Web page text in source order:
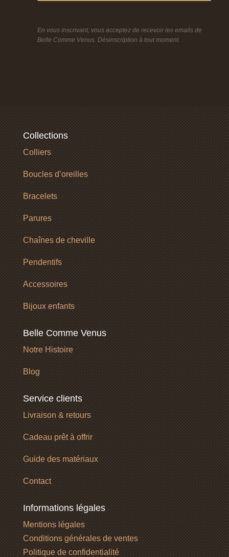
En vous inscrivant, vous acceptez de recevoir les emails de
Belle Comme Venus. Désinscription à tout moment.
Collections
Colliers
Boucles d’oreilles
Bracelets
Parures
Chaînes de cheville
Pendentifs
Accessoires
Bijoux enfants
Belle Comme Venus
Notre Histoire
Blog
Service clients
Livraison & retours
Cadeau prêt à offrir
Guide des matériaux
Contact
Informations légales
Mentions légales
Conditions générales de ventes
Politique de confidentialité